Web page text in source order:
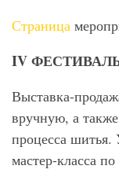
Страница
IV
Выставка-
вручную, а
процесса
мастер-класса